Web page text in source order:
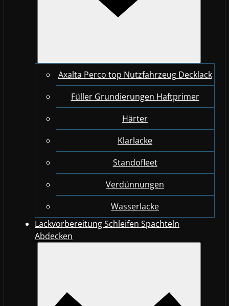
Axalta Perco top Nutzfahrzeug Decklack
Füller Grundierungen Haftprimer
Härter
Klarlacke
Standofleet
Verdünnungen
Wasserlacke
Lackvorbereitung Schleifen Spachteln
Abdecken